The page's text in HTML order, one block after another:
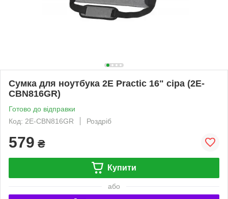
Сумка для ноутбука 2E Practic 16" сіра (2E-
CBN816GR)
Готово до відправки
Код: 2E-CBN816GR
Роздріб
579 ₴
Купити
або